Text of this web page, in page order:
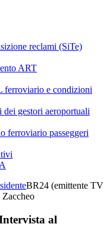
reclami (SiTe)
ART
ferroviario e condizioni
gestori aeroportuali
ferroviario passeggeri
BR24 (emittente TV
Zaccheo
al